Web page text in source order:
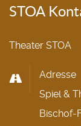
STOA
Theater STOA
Adresse
Spiel &
Bischof-